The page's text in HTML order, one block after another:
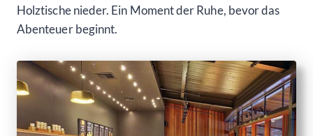
Holztische nieder. Ein Moment der Ruhe, bevor das
Abenteuer beginnt.